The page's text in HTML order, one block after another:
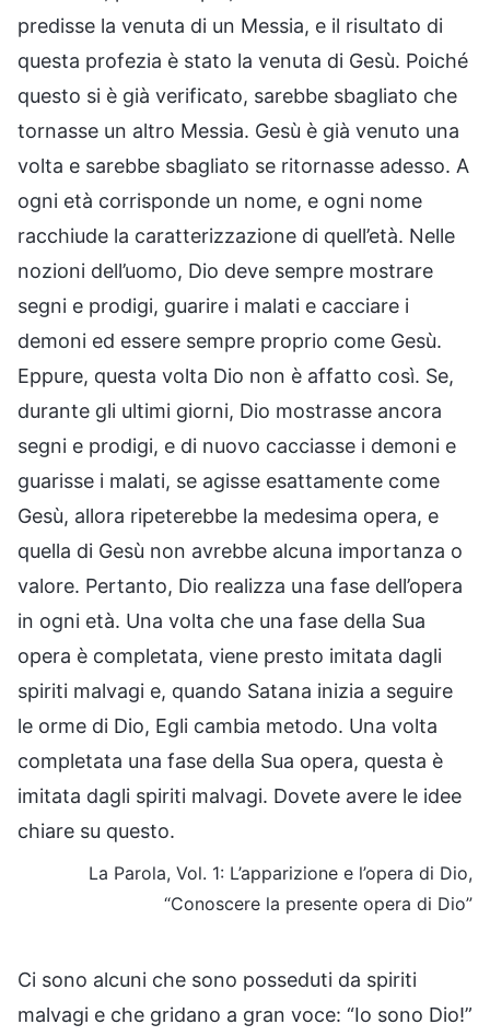
predisse la venuta di un Messia, e il risultato di
questa profezia è stato la venuta di Gesù. Poiché
questo si è già verificato, sarebbe sbagliato che
tornasse un altro Messia. Gesù è già venuto una
volta e sarebbe sbagliato se ritornasse adesso. A
ogni età corrisponde un nome, e ogni nome
racchiude la caratterizzazione di quell’età. Nelle
nozioni dell’uomo, Dio deve sempre mostrare
segni e prodigi, guarire i malati e cacciare i
demoni ed essere sempre proprio come Gesù.
Eppure, questa volta Dio non è affatto così. Se,
durante gli ultimi giorni, Dio mostrasse ancora
segni e prodigi, e di nuovo cacciasse i demoni e
guarisse i malati, se agisse esattamente come
Gesù, allora ripeterebbe la medesima opera, e
quella di Gesù non avrebbe alcuna importanza o
valore. Pertanto, Dio realizza una fase dell’opera
in ogni età. Una volta che una fase della Sua
opera è completata, viene presto imitata dagli
spiriti malvagi e, quando Satana inizia a seguire
le orme di Dio, Egli cambia metodo. Una volta
completata una fase della Sua opera, questa è
imitata dagli spiriti malvagi. Dovete avere le idee
chiare su questo.
La Parola, Vol. 1: L’apparizione e l’opera di Dio,
“Conoscere la presente opera di Dio”
Ci sono alcuni che sono posseduti da spiriti
malvagi e che gridano a gran voce: “Io sono Dio!”